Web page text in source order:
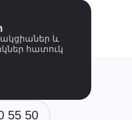
ակցիաներ և
հատուկ
55 50